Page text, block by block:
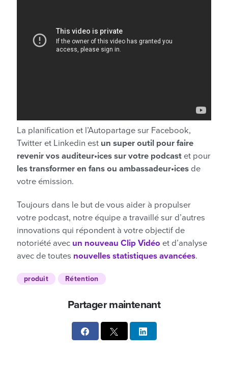
La planification et l’Autopartage sur Facebook,
Twitter et Linkedin est un super outil pour faire
revenir vos auditeur•ices sur votre podcast et pour
les transformer en fans ou ambassadeur•ices de
votre émission.
Toujours dans le but de vous aider à propulser
votre podcast, notre équipe a travaillé sur d’autres
innovations qui répondent à votre objectif de
notoriété avec un nouveau Clip Vidéo et d’analyse
avec de toutes nouvelles statistiques avancées.
produit Rétention
Partager maintenant